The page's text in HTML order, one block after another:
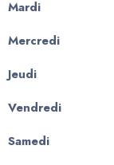
Mardi
Mercredi
Jeudi
Vendredi
Samedi